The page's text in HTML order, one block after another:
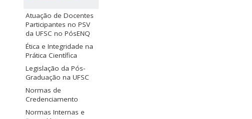
Atuação de Docentes
Participantes no PSV
da UFSC no PósENQ
Ética e Integridade na
Prática Científica
Legislação da Pós-
Graduação na UFSC
Normas de
Credenciamento
Normas Internas e